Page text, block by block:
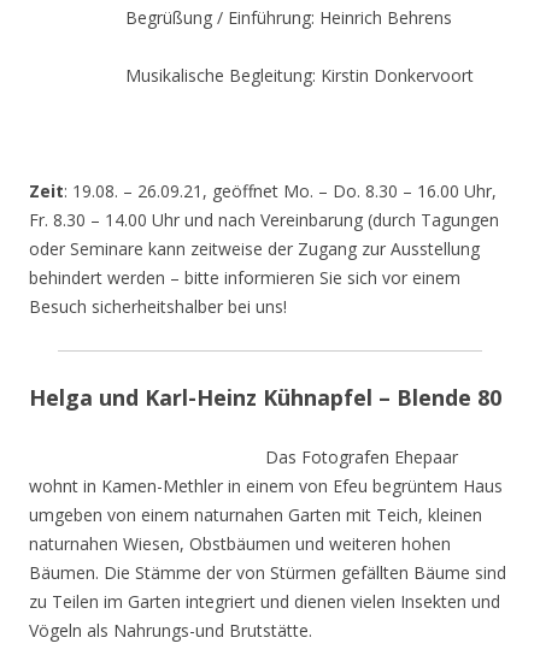
Begrüßung / Einführung: Heinrich Behrens
Musikalische Begleitung: Kirstin Donkervoort
Zeit: 19.08. – 26.09.21, geöffnet Mo. – Do. 8.30 – 16.00 Uhr,
Fr. 8.30 – 14.00 Uhr und nach Vereinbarung (durch Tagungen
oder Seminare kann zeitweise der Zugang zur Ausstellung
behindert werden – bitte informieren Sie sich vor einem
Besuch sicherheitshalber bei uns!
Helga und Karl-Heinz Kühnapfel – Blende 80
Das Fotografen Ehepaar
wohnt in Kamen-Methler in einem von Efeu begrüntem Haus
umgeben von einem naturnahen Garten mit Teich, kleinen
naturnahen Wiesen, Obstbäumen und weiteren hohen
Bäumen. Die Stämme der von Stürmen gefällten Bäume sind
zu Teilen im Garten integriert und dienen vielen Insekten und
Vögeln als Nahrungs-und Brutstätte.